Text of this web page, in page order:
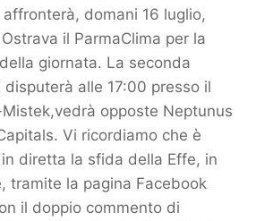
domani 16 luglio,
il ParmaClima per la
giornata. La seconda
alle 17:00 presso il
opposte Neptunus
Vi ricordiamo che è
diretta la sfida della Effe, in
tramite la pagina Facebook
il doppio commento di